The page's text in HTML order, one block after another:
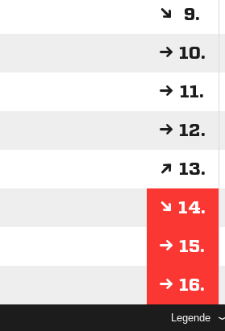
9.
10.
11.
12.
13.
14.
15.
16.
Legende